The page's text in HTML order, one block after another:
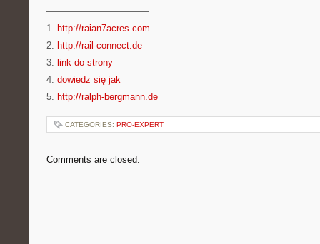
———————————
1. http://raian7acres.com
2. http://rail-connect.de
3. link do strony
4. dowiedz się jak
5. http://ralph-bergmann.de
CATEGORIES: PRO-EXPERT
Comments are closed.